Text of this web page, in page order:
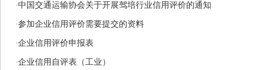
·中国交通运输协会关于开展驾培行业信用评价的通知
·参加企业信用评价需要提交的资料
·企业信用评价申报表
·企业信用自评表（工业）